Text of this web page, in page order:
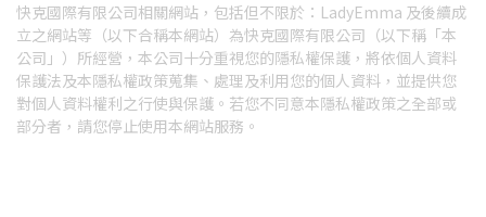
快克國際有限公司相關網站，包括但不限於：LadyEmma 及後續成
立之網站等（以下合稱本網站）為快克國際有限公司（以下稱「本
公司」）所經營，本公司十分重視您的隱私權保護，將依個人資料
保護法及本隱私權政策蒐集、處理及利用您的個人資料，並提供您
對個人資料權利之行使與保護。若您不同意本隱私權政策之全部或
部分者，請您停止使用本網站服務。